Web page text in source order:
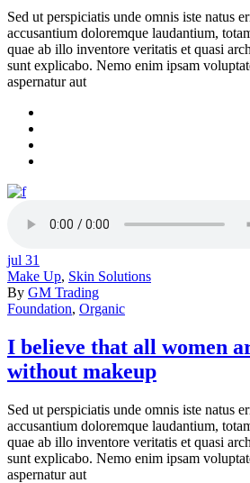
Sed ut perspiciatis unde omnis iste natus
accusantium doloremque laudantium,
quae ab illo inventore veritatis et quasi
sunt explicabo. Nemo enim ipsam
aspernatur aut
jul 31
Make Up, Skin Solutions
By GM Trading
Foundation, Organic
I believe that all women
without makeup
Sed ut perspiciatis unde omnis iste natus
accusantium doloremque laudantium,
quae ab illo inventore veritatis et quasi
sunt explicabo. Nemo enim ipsam
aspernatur aut